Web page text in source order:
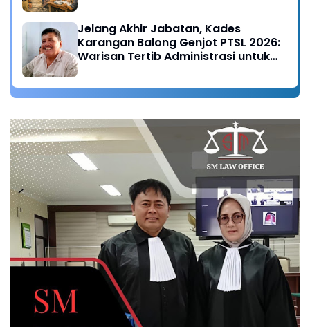
Jelang Akhir Jabatan, Kades
Karangan Balong Genjot PTSL 2026:
Warisan Tertib Administrasi untuk